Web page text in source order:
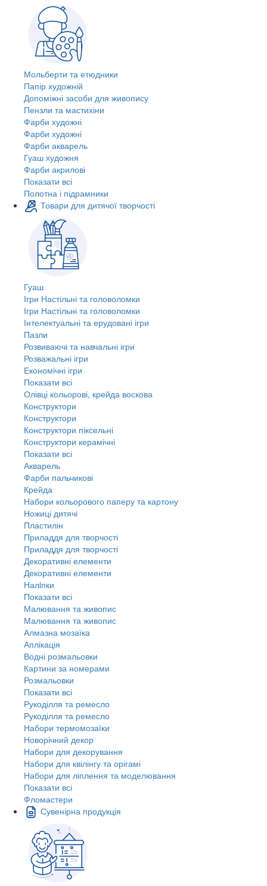
Мольберти та етюдники
Папір художній
Допоміжні засоби для живопису
Пензли та мастихіни
Фарби художні
Фарби художні
Фарби акварель
Гуаш художня
Фарби акрилові
Показати всі
Полотна і підрамники
Товари для дитячої творчості
Гуаш
Ігри Настільні та головоломки
Ігри Настільні та головоломки
Інтелектуальні та ерудовані ігри
Пазли
Розвиваючі та навчальні ігри
Розважальні ігри
Економічні ігри
Показати всі
Олівці кольорові, крейда воскова
Конструктори
Конструктори
Конструктори піксельні
Конструктори керамічні
Показати всі
Акварель
Фарби пальчикові
Крейда
Набори кольорового паперу та картону
Ножиці дитячі
Пластилін
Приладдя для творчості
Приладдя для творчості
Декоративні елементи
Декоративні елементи
Налiпки
Показати всі
Малювання та живопис
Малювання та живопис
Алмазна мозаїка
Аплікація
Водні розмальовки
Картини за номерами
Розмальовки
Показати всі
Рукоділля та ремесло
Рукоділля та ремесло
Набори термомозаїки
Новорічний декор
Набори для декорування
Набори для квілінгу та орігамі
Набори для ліплення та моделювання
Показати всі
Фломастери
Сувенірна продукція